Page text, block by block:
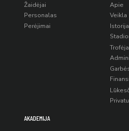
Žaidėjai
Personalas
Perėjimai
Apie
Veikla
Istorija
AKADEMIJA